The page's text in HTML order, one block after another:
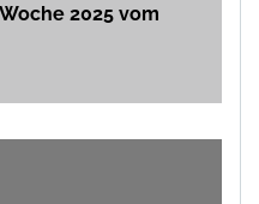
2025 vom